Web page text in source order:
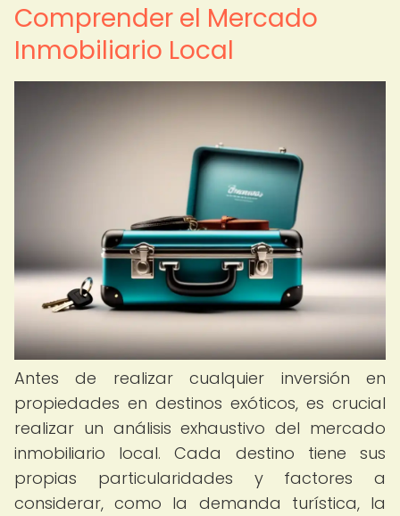
Comprender el Mercado
Inmobiliario Local
Antes de realizar cualquier inversión en
propiedades en destinos exóticos, es crucial
realizar un análisis exhaustivo del mercado
inmobiliario local. Cada destino tiene sus
propias particularidades y factores a
considerar, como la demanda turística, la